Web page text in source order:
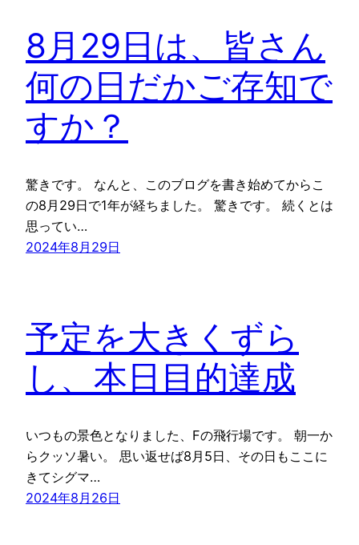
8月29日は、皆さん
何の日だかご存知で
すか？
驚きです。 なんと、このブログを書き始めてからこ
の8月29日で1年が経ちました。 驚きです。 続くとは
思ってい…
2024年8月29日
予定を大きくずら
し、本日目的達成
いつもの景色となりました、Fの飛行場です。 朝一か
らクッソ暑い。 思い返せば8月5日、その日もここに
きてシグマ…
2024年8月26日